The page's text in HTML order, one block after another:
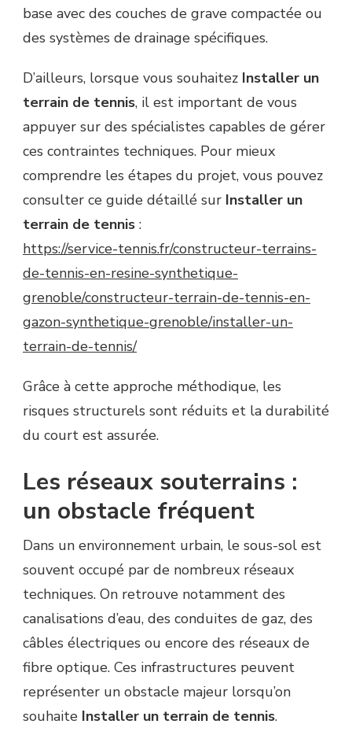
base avec des couches de grave compactée ou
des systèmes de drainage spécifiques.
D’ailleurs, lorsque vous souhaitez Installer un
terrain de tennis, il est important de vous
appuyer sur des spécialistes capables de gérer
ces contraintes techniques. Pour mieux
comprendre les étapes du projet, vous pouvez
consulter ce guide détaillé sur Installer un
terrain de tennis :
https://service-tennis.fr/constructeur-terrains-
de-tennis-en-resine-synthetique-
grenoble/constructeur-terrain-de-tennis-en-
gazon-synthetique-grenoble/installer-un-
terrain-de-tennis/
Grâce à cette approche méthodique, les
risques structurels sont réduits et la durabilité
du court est assurée.
Les réseaux souterrains :
un obstacle fréquent
Dans un environnement urbain, le sous-sol est
souvent occupé par de nombreux réseaux
techniques. On retrouve notamment des
canalisations d’eau, des conduites de gaz, des
câbles électriques ou encore des réseaux de
fibre optique. Ces infrastructures peuvent
représenter un obstacle majeur lorsqu’on
souhaite Installer un terrain de tennis.